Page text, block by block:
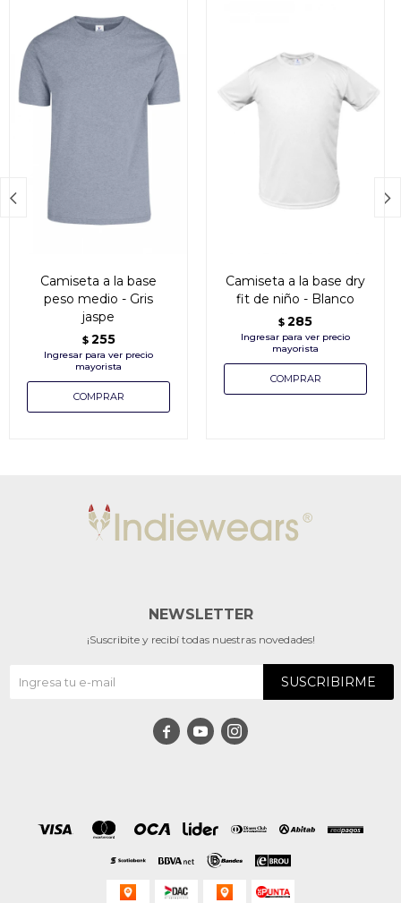
Camiseta a la base
peso medio - Gris
jaspe
$ 255
Camiseta a la base dry
fit de niño - Blanco
$ 285
 
NEWSLETTER
¡Suscribite y recibí todas nuestras novedades!
SUSCRIBIRME
  